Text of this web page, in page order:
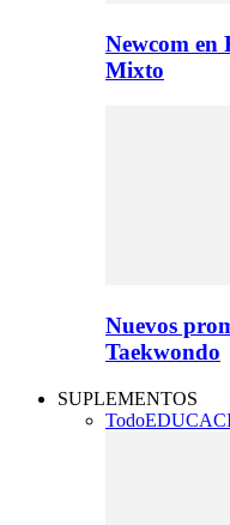
Newcom en
Mixto
Nuevos
Taekwondo
SUPLEMENTOS
Todo